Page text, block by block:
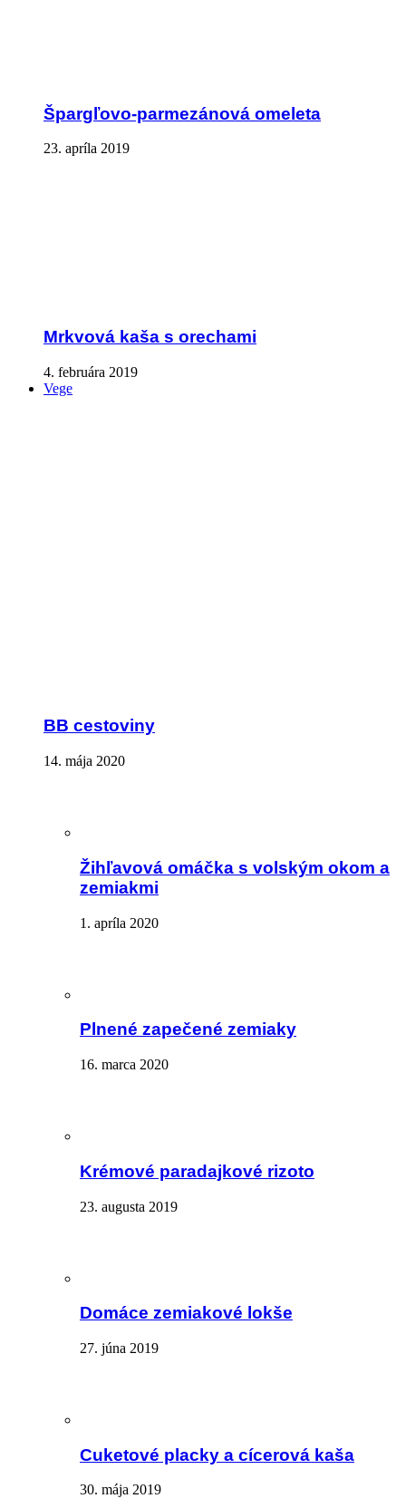
Špargľovo-parmezánová omeleta
23. apríla 2019
Mrkvová kaša s orechami
4. februára 2019
Vege
BB cestoviny
14. mája 2020
Žihľavová omáčka s volským okom a
zemiakmi
1. apríla 2020
Plnené zapečené zemiaky
16. marca 2020
Krémové paradajkové rizoto
23. augusta 2019
Domáce zemiakové lokše
27. júna 2019
Cuketové placky a cícerová kaša
30. mája 2019